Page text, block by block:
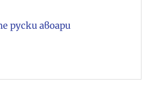
руски авоари